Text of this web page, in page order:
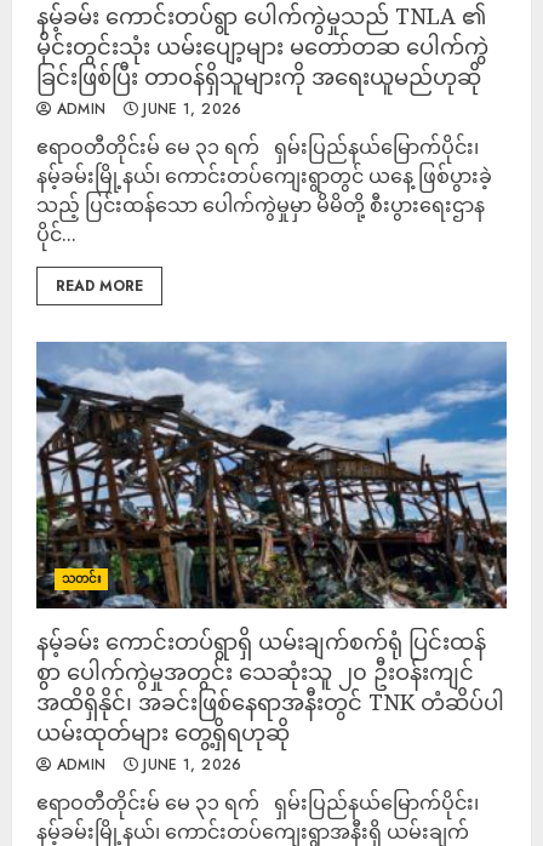
နမ့်ခမ်း ကောင်းတပ်ရွာ ပေါက်ကွဲမှုသည် TNLA ၏
မိုင်းတွင်းသုံး ယမ်းပျော့များ မတော်တဆ ပေါက်ကွဲ
ခြင်းဖြစ်ပြီး တာဝန်ရှိသူများကို အရေးယူမည်ဟုဆို
ADMIN JUNE 1, 2026
ဧရာဝတီတိုင်းမ် မေ ၃၁ ရက် ရှမ်းပြည်နယ်မြောက်ပိုင်း၊
နမ့်ခမ်းမြို့နယ်၊ ကောင်းတပ်ကျေးရွာတွင် ယနေ့ ဖြစ်ပွားခဲ့
သည့် ပြင်းထန်သော ပေါက်ကွဲမှုမှာ မိမိတို့ စီးပွားရေးဌာန
ပိုင်...
READ MORE
သတင်း
နမ့်ခမ်း ကောင်းတပ်ရွာရှိ ယမ်းချက်စက်ရုံ ပြင်းထန်
စွာ ပေါက်ကွဲမှုအတွင်း သေဆုံးသူ ၂၀ ဦးဝန်းကျင်
အထိရှိနိုင်၊ အခင်းဖြစ်နေရာအနီးတွင် TNK တံဆိပ်ပါ
ယမ်းထုတ်များ တွေ့ရှိရဟုဆို
ADMIN JUNE 1, 2026
ဧရာဝတီတိုင်းမ် မေ ၃၁ ရက် ရှမ်းပြည်နယ်မြောက်ပိုင်း၊
နမ့်ခမ်းမြို့နယ်၊ ကောင်းတပ်ကျေးရွာအနီးရှိ ယမ်းချက်